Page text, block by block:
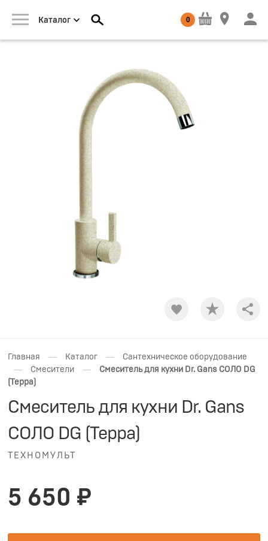
Каталог 0
Главная — Каталог — Сантехническое оборудование
— Смесители —
Смеситель для кухни Dr. Gans СОЛО DG
(Терра)
Смеситель для кухни Dr. Gans
СОЛО DG (Терра)
ТЕХНОМУЛЬТ
5 650 ₽